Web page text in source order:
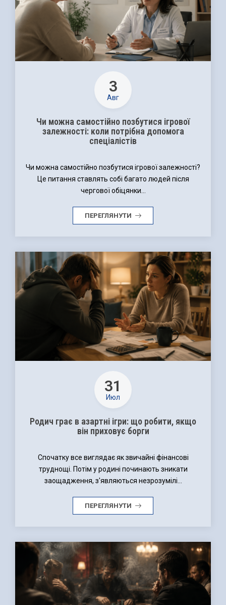
3
Авг
Чи можна самостійно позбутися ігрової
залежності: коли потрібна допомога
спеціалістів
Чи можна самостійно позбутися ігрової залежності?
Це питання ставлять собі багато людей після
чергової обіцянки...
ПЕРЕГЛЯНУТИ
31
Июл
Родич грає в азартні ігри: що робити, якщо
він приховує борги
Спочатку все виглядає як звичайні фінансові
труднощі. Потім у родині починають зникати
заощадження, з'являються незрозумілі...
ПЕРЕГЛЯНУТИ